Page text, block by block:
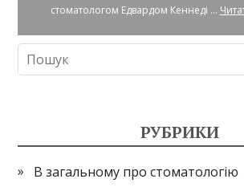
стоматологом Едвардом Кеннеді ...
РУБРИКИ
В загальному про стоматологію